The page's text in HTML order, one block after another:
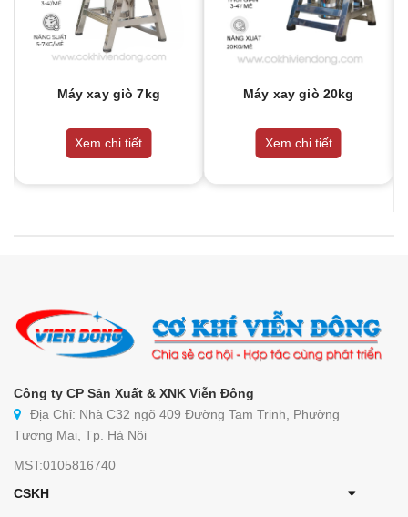
Máy xay giò 7kg
Xem chi tiết
Máy xay giò 20kg
Xem chi tiết
Công ty CP Sản Xuất & XNK Viễn Đông
Địa Chỉ: Nhà C32 ngõ 409 Đường Tam Trinh, Phường
Tương Mai, Tp. Hà Nội
MST:0105816740
CSKH